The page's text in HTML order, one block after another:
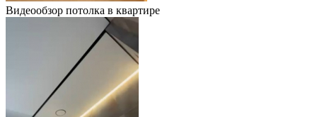
Видеообзор потолка в квартире